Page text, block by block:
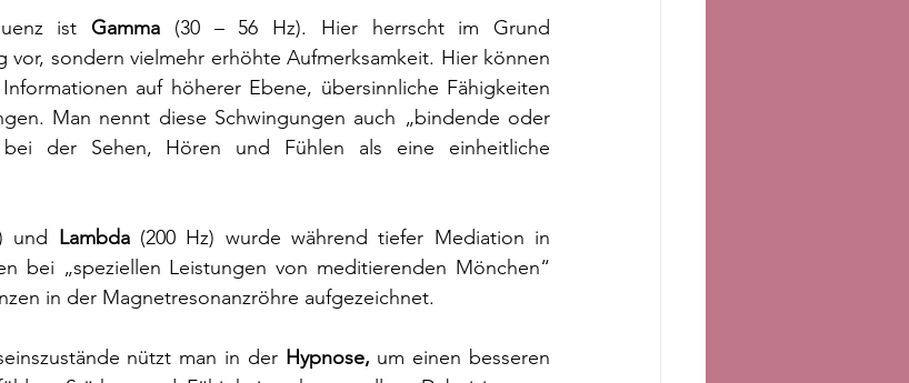
ist Gamma (30 – 56 Hz). Hier herrscht im Grund
vor, sondern vielmehr erhöhte Aufmerksamkeit. Hier können
auf höherer Ebene, übersinnliche Fähigkeiten
Man nennt diese Schwingungen auch „bindende oder
bei der Sehen, Hören und Fühlen als eine einheitliche
und Lambda (200 Hz) wurde während tiefer Mediation in
bei „speziellen Leistungen von meditierenden Mönchen“
in der Magnetresonanzröhre aufgezeichnet.
nützt man in der Hypnose, um einen besseren